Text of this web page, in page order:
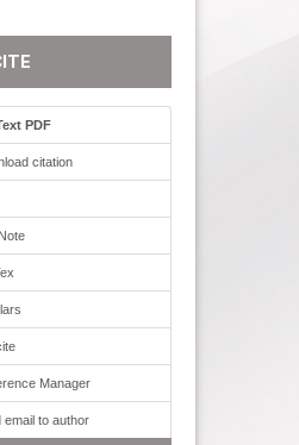
PDF
citation
Manager
email to author